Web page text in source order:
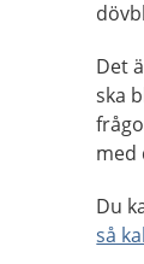
Det
ska
med
Du
så